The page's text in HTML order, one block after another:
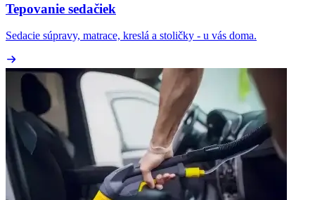
Tepovanie sedačiek
Sedacie súpravy, matrace, kreslá a stoličky - u vás doma.